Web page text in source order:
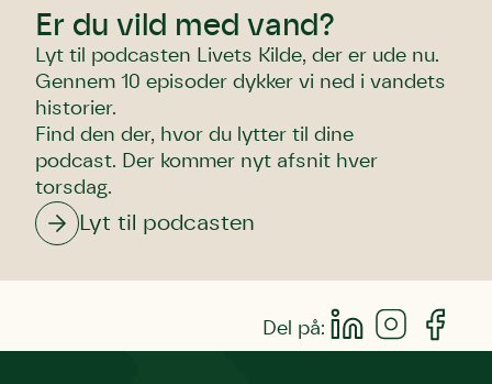
Er du vild med vand?
Lyt til podcasten Livets Kilde, der er ude nu.
Gennem 10 episoder dykker vi ned i vandets
historier.
Find den der, hvor du lytter til dine
podcast. Der kommer nyt afsnit hver
torsdag.
Lyt til podcasten
Del på: